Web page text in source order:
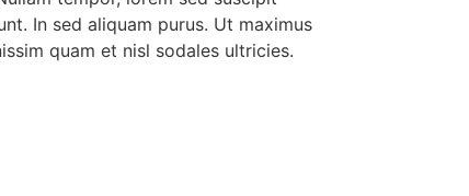
In sed aliquam purus. Ut maximus
quam et nisl sodales ultricies.